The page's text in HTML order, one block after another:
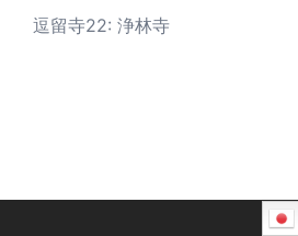
逗留寺22: 浄林寺